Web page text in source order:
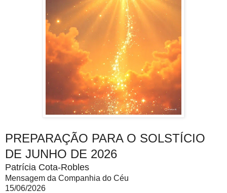
PREPARAÇÃO PARA O SOLSTÍCIO
DE JUNHO DE 2026
Patrícia Cota-Robles
Mensagem da Companhia do Céu
15/06/2026